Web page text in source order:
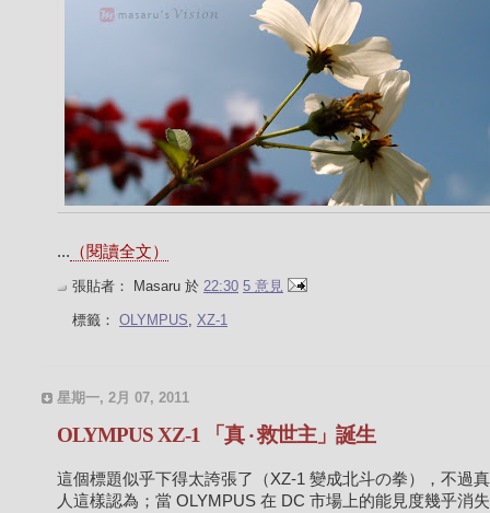
... （閱讀全文）
張貼者： Masaru 於 22:30 5 意見
標籤： OLYMPUS, XZ-1
星期一, 2月 07, 2011
OLYMPUS XZ-1 「真 ‧ 救世主」誕生
這個標題似乎下得太誇張了（XZ-1 變成北斗の拳），不過
人這樣認為；當 OLYMPUS 在 DC 市場上的能見度幾乎消